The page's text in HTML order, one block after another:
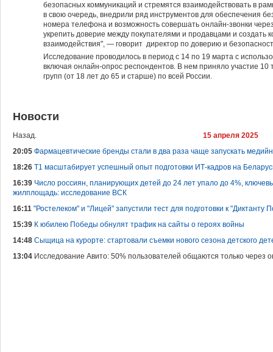
безопасных коммуникаций и стремятся взаимодействовать в
в свою очередь, внедрили ряд инструментов для обеспечения
номера телефона и возможность совершать онлайн-звонки
укрепить доверие между покупателями и продавцами и создать
взаимодействия", — говорит директор по доверию и
Исследование проводилось в период с 14 по 19 марта с
включая онлайн-опрос респондентов. В нем приняло участие 10
групп (от 18 лет до 65 и старше) по всей России.
Новости
Назад.
15 апреля 2025
20:05 Фармацевтические бренды стали в два раза чаще запускать
18:26 Т1 масштабирует успешный опыт подготовки ИТ-кадров на
16:39 Число россиян, планирующих детей до 24 лет упало до 4%,
жилплощадь: исследование ВСК
16:11 "Ростелеком" и "Лицей" запустили тест для подготовки к "Диктанту
15:39 К юбилею Победы обнулят трафик на сайты о героях войны
14:48 Сыщица на курорте: стартовали съемки нового сезона детского
13:04 Исследование Авито: 50% пользователей общаются только через